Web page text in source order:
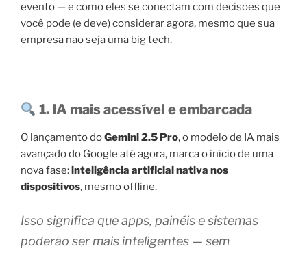
evento — e como eles se conectam com decisões que
você pode (e deve) considerar agora, mesmo que sua
empresa não seja uma big tech.
1. IA mais acessível e embarcada
O lançamento doGemini 2.5 Pro, o modelo de IA mais
avançado do Google até agora, marca o início de uma
nova fase:inteligência artificial nativa nos
dispositivos, mesmo offline.
Isso significa que apps, painéis e sistemas
poderão ser mais inteligentes — sem